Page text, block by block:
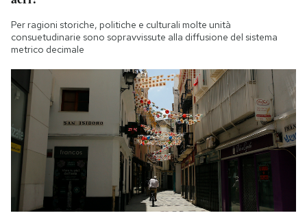
Per ragioni storiche, politiche e culturali molte unità
consuetudinarie sono sopravvissute alla diffusione del sistema
metrico decimale